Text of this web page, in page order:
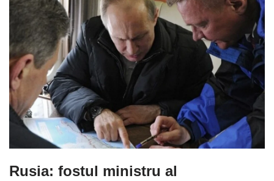
Rusia: fostul ministru al